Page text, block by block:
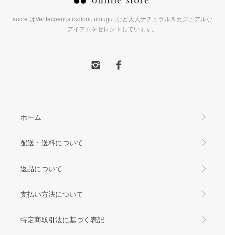
sucre はVeritecoeur,a+koloni,tumugu:,など大人ナチュラル＆カジュアルな
アイテムをセレクトしています。
ホーム
配送・送料について
返品について
支払い方法について
特定商取引法に基づく表記